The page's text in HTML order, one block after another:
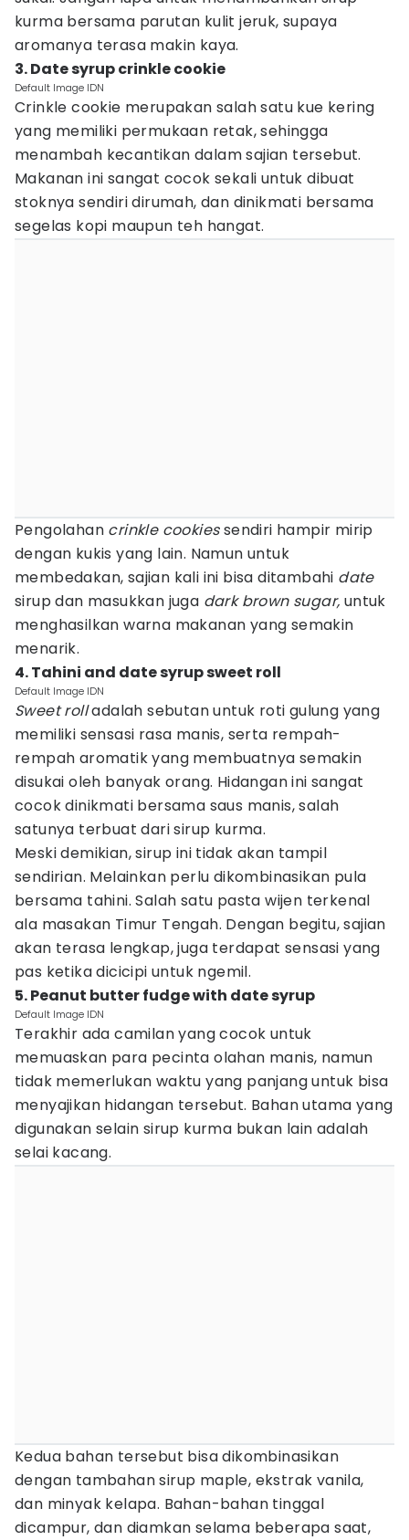
kurma bersama parutan kulit jeruk, supaya
aromanya terasa makin kaya.
3. Date syrup crinkle cookie
Default Image IDN
Crinkle cookie merupakan salah satu kue kering
yang memiliki permukaan retak, sehingga
menambah kecantikan dalam sajian tersebut.
Makanan ini sangat cocok sekali untuk dibuat
stoknya sendiri dirumah, dan dinikmati bersama
segelas kopi maupun teh hangat.
Pengolahan crinkle cookiessendiri hampir mirip
dengan kukis yang lain. Namun untuk
membedakan, sajian kali ini bisa ditambahi date
sirup dan masukkan juga dark brown sugar, untuk
menghasilkan warna makanan yang semakin
menarik.
4. Tahini and date syrup sweet roll
Default Image IDN
Sweet rolladalah sebutan untuk roti gulung yang
memiliki sensasi rasa manis, serta rempah-
rempah aromatik yang membuatnya semakin
disukai oleh banyak orang. Hidangan ini sangat
cocok dinikmati bersama saus manis, salah
satunya terbuat dari sirup kurma.
Meski demikian, sirup ini tidak akan tampil
sendirian. Melainkan perlu dikombinasikan pula
bersama tahini. Salah satu pasta wijen terkenal
ala masakan Timur Tengah. Dengan begitu, sajian
akan terasa lengkap, juga terdapat sensasi yang
pas ketika dicicipi untuk ngemil.
5. Peanut butter fudge with date syrup
Default Image IDN
Terakhir ada camilan yang cocok untuk
memuaskan para pecinta olahan manis, namun
tidak memerlukan waktu yang panjang untuk bisa
menyajikan hidangan tersebut. Bahan utama yang
digunakan selain sirup kurma bukan lain adalah
selai kacang.
Kedua bahan tersebut bisa dikombinasikan
dengan tambahan sirup maple, ekstrak vanila,
dan minyak kelapa. Bahan-bahan tinggal
dicampur, dan diamkan selama beberapa saat,